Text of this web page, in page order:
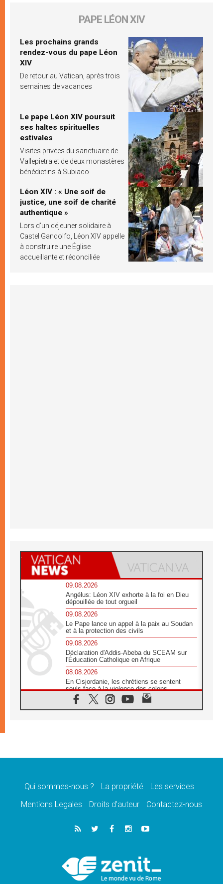
PAPE LÉON XIV
Les prochains grands
rendez-vous du pape Léon
XIV
De retour au Vatican, après trois
semaines de vacances
Le pape Léon XIV poursuit
ses haltes spirituelles
estivales
Visites privées du sanctuaire de
Vallepietra et de deux monastères
bénédictins à Subiaco
Léon XIV : « Une soif de
justice, une soif de charité
authentique »
Lors d’un déjeuner solidaire à
Castel Gandolfo, Léon XIV appelle
à construire une Église
accueillante et réconciliée
09.08.2026
Angélus: Léon XIV exhorte à la foi en Dieu
dépouillée de tout orgueil
09.08.2026
Le Pape lance un appel à la paix au Soudan
et à la protection des civils
09.08.2026
Déclaration d'Addis-Abeba du SCEAM sur
l'Éducation Catholique en Afrique
08.08.2026
En Cisjordanie, les chrétiens se sentent
seuls face à la violence des colons
08.08.2026
Léon XIV au sanctuaire de Notre Dame du
08.08.2026
08.08.2026
catholiques
Au Bangladesh, l'Église accompagne les
Dalits sur le chemin de la dignité
Philippines: le vicariat apostolique de
Calapan devient un diocèse
Qui sommes-nous ? La propriété
Les services
Mentions Legales
Droits d’auteur Contactez-nous